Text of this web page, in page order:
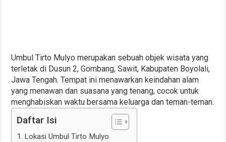
Umbul Tirto Mulyo merupakan sebuah objek wisata yang
terletak di Dusun 2, Gombang, Sawit, Kabupaten Boyolali,
Jawa Tengah. Tempat ini menawarkan keindahan alam
yang menawan dan suasana yang tenang, cocok untuk
menghabiskan waktu bersama keluarga dan teman-teman.
Daftar Isi
Lokasi Umbul Tirto Mulyo